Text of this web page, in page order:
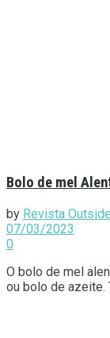
Bolo de mel
by Revista
07/03/2023
0
O bolo de mel
ou bolo de azeite.